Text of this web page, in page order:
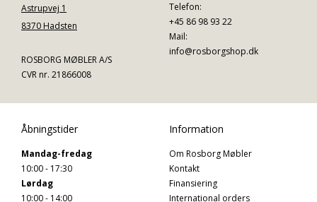
Astrupvej 1
8370 Hadsten
ROSBORG MØBLER A/S
CVR nr. 21866008
Telefon:
+45 86 98 93 22
Mail:
info@rosborgshop.dk
Åbningstider
Mandag-fredag
10:00 - 17:30
Lørdag
10:00 - 14:00
Information
Om Rosborg Møbler
Kontakt
Finansiering
International orders